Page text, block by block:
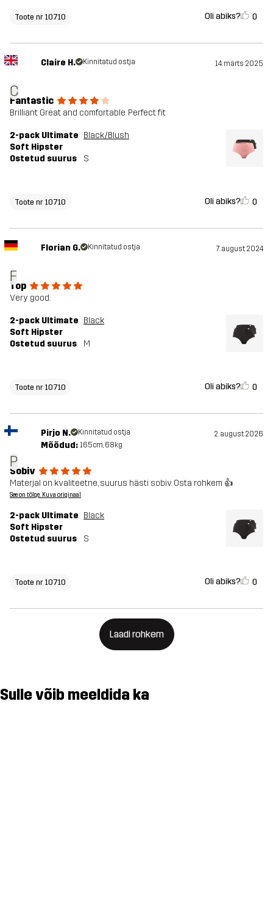
Toote nr 10710 Oli abiks? 0
C
Claire H. Kinnitatud ostja 14. märts 2025
Fantastic
Brilliant Great and comfortable. Perfect fit
2-pack Ultimate
Soft Hipster
Black/Blush
Ostetud suurus S
Toote nr 10710 Oli abiks? 0
F
Florian G. Kinnitatud ostja 7. august 2024
Top
Very good.
2-pack Ultimate
Soft Hipster
Black
Ostetud suurus M
Toote nr 10710 Oli abiks? 0
P
Pirjo N. Kinnitatud ostja 2. august 2026
Mõõdud: 165cm, 68kg
Sobiv
Materjal on kvaliteetne, suurus hästi sobiv. Osta rohkem 👍
See on tõlge. Kuva originaal
2-pack Ultimate
Soft Hipster
Black
Ostetud suurus S
Toote nr 10710 Oli abiks? 0
Laadi rohkem
Sulle võib meeldida ka